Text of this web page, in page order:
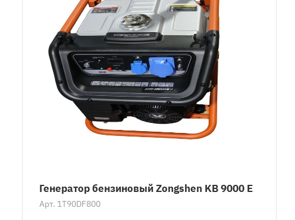
Генератор бензиновый Zongshen KB 9000 E
Арт. 1T90DF800